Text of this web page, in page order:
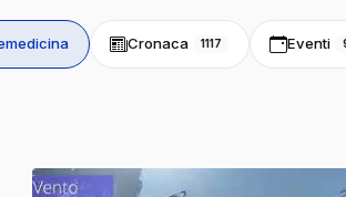
Cronaca 1117 Eventi